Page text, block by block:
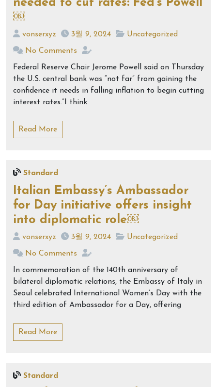
needed to cut rates: Fed’s Powell
￼
vonserxyz 3월 9, 2024 Uncategorized
No Comments
Federal Reserve Chair Jerome Powell said on Thursday
the U.S. central bank was “not far” from gaining the
confidence it needs in falling inflation to begin cutting
interest rates.”I think
Read More
Standard
Italian Embassy’s Ambassador
for Day initiative offers insight
into diplomatic role￼
vonserxyz 3월 9, 2024 Uncategorized
No Comments
In commemoration of the 140th anniversary of
bilateral diplomatic relations, the Embassy of Italy in
Seoul celebrated International Women’s Day with the
third edition of Ambassador for a Day, offering
Read More
Standard